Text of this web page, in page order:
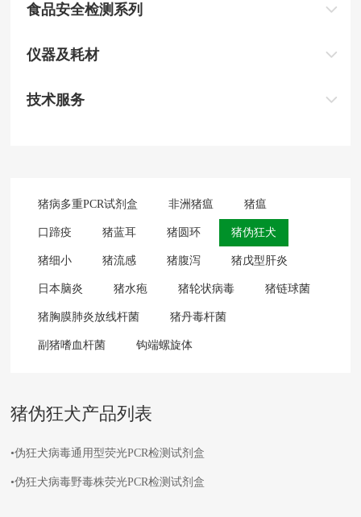
食品安全检测系列
仪器及耗材
技术服务
猪病多重PCR试剂盒 非洲猪瘟 猪瘟
口蹄疫 猪蓝耳 猪圆环 猪伪狂犬
猪细小 猪流感 猪腹泻 猪戊型肝炎
日本脑炎 猪水疱 猪轮状病毒 猪链球菌
猪胸膜肺炎放线杆菌 猪丹毒杆菌
副猪嗜血杆菌 钩端螺旋体
猪伪狂犬产品列表
•伪狂犬病毒通用型荧光PCR检测试剂盒
•伪狂犬病毒野毒株荧光PCR检测试剂盒